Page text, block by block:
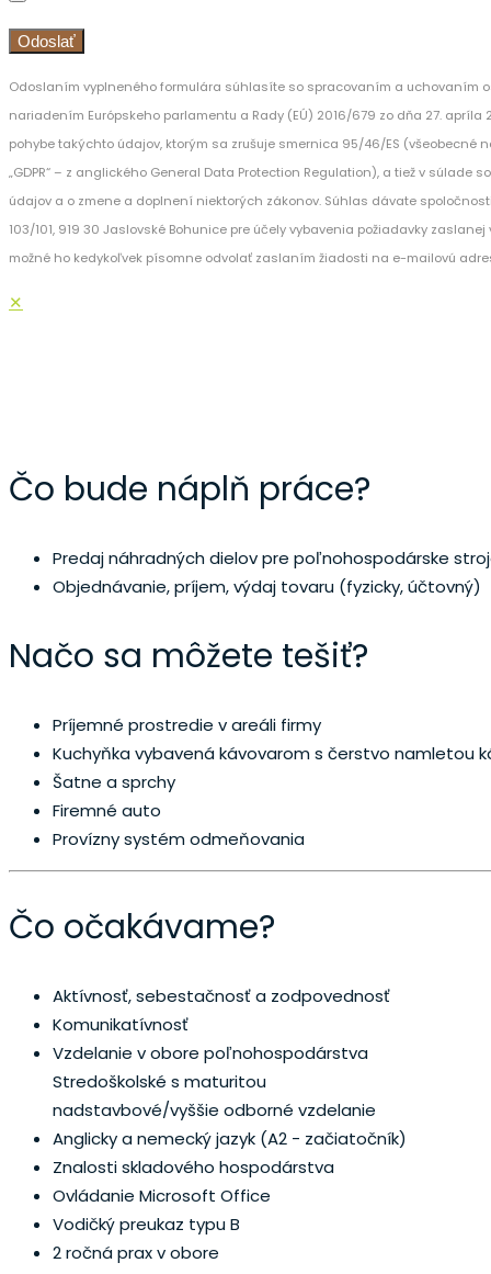
Odoslaním vyplneného formulára súhlasíte so spracovaním a uchovaním
nariadením Európskeho parlamentu a Rady (EÚ) 2016/679 zo dňa 27.
pohybe takýchto údajov, ktorým sa zrušuje smernica 95/46/ES
„GDPR“ – z anglického General Data Protection Regulation), a tiež v súlade
údajov a o zmene a doplnení niektorých zákonov. Súhlas dávate spoločnosti
103/101, 919 30 Jaslovské Bohunice pre účely vybavenia požiadavky
možné ho kedykoľvek písomne odvolať zaslaním žiadosti na e-mailovú
✕
Čo bude náplň práce?
Predaj náhradných dielov pre poľnohospodárske
Objednávanie, príjem, výdaj tovaru (fyzicky, účtovný)
Načo sa môžete tešiť?
Príjemné prostredie v areáli firmy
Kuchyňka vybavená kávovarom s čerstvo namletou
Šatne a sprchy
Firemné auto
Provízny systém odmeňovania
Čo očakávame?
Aktívnosť, sebestačnosť a zodpovednosť
Komunikatívnosť
Vzdelanie v obore poľnohospodárstva
Stredoškolské s maturitou
nadstavbové/vyššie odborné vzdelanie
Anglicky a nemecký jazyk (A2 - začiatočník)
Znalosti skladového hospodárstva
Ovládanie Microsoft Office
Vodičký preukaz typu B
2 ročná prax v obore